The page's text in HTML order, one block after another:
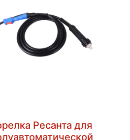
Ресанта для